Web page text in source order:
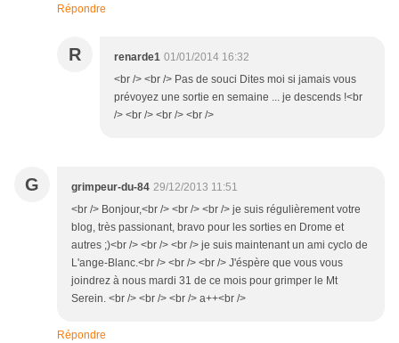
Répondre
R renarde1 01/01/2014 16:32
<br /> <br /> Pas de souci Dites moi si jamais vous
prévoyez une sortie en semaine ... je descends !<br
/> <br /> <br /> <br />
G grimpeur-du-84 29/12/2013 11:51
<br /> Bonjour,<br /> <br /> <br /> je suis régulièrement votre
blog, très passionant, bravo pour les sorties en Drome et
autres ;)<br /> <br /> <br /> je suis maintenant un ami cyclo de
L'ange-Blanc.<br /> <br /> <br /> J'éspère que vous vous
joindrez à nous mardi 31 de ce mois pour grimper le Mt
Serein. <br /> <br /> <br /> a++<br />
Répondre